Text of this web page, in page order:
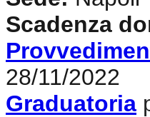
Scadenza
28/11/2022
Graduatoria